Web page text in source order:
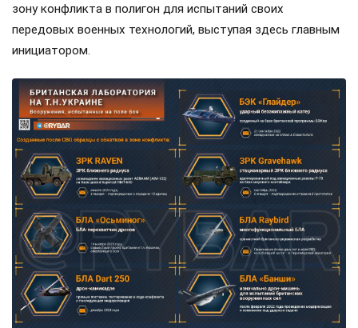
зону конфликта в полигон для испытаний своих
передовых военных технологий, выступая здесь главным
инициатором.